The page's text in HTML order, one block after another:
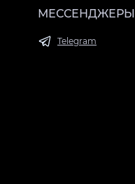
МЕССЕНДЖЕРЫ
Telegram